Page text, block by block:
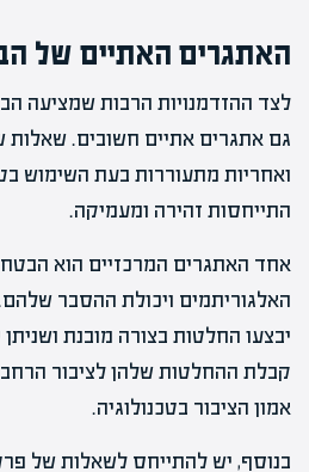
האתגרים האתיים של
לצד ההזדמנויות הרבות שמציעה
גם אתגרים אתיים חשובים. שאלות
התייחסות זהירה ומעמיקה.
אחד האתגרים המרכזיים הוא
האלגוריתמים ויכולת ההסבר
יבצעו החלטות בצורה מובנת
קבלת ההחלטות שלהן לציבור
אמון הציבור בטכנולוגיה.
בנוסף, יש להתייחס לשאלות של